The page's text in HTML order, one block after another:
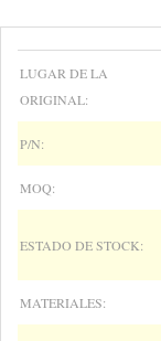
LUGAR DE LA
ORIGINAL:
P/N:
MOQ:
ESTADO DE STOCK:
MATERIALES: